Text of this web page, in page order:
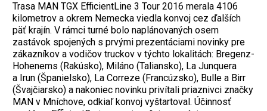
Trasa MAN TGX EfficientLine 3 Tour 2016 merala 4106
kilometrov a okrem Nemecka viedla konvoj cez ďalších
päť krajín. V rámci turné bolo naplánovaných osem
zastávok spojených s prvými prezentáciami novinky pre
zákazníkov a vodičov truckov v týchto lokalitách: Bregenz-
Hohenems (Rakúsko), Miláno (Taliansko), La Junquera
a Irun (Španielsko), La Correze (Francúzsko), Bulle a Birr
(Švajčiarsko) a nakoniec novinku privítali priaznivci značky
MAN v Mníchove, odkiaľ konvoj vyštartoval. Účinnosť